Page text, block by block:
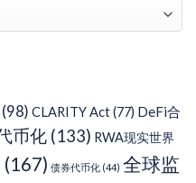
(98) CLARITY Act(77) DeFi合
币化 (133) RWA现实世界
(167) 债券代币化 (44) 全球监